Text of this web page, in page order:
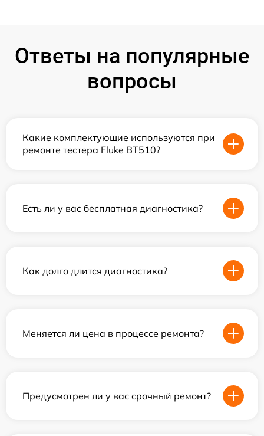
Ответы на популярные
вопросы
Какие комплектующие используются при
ремонте тестера Fluke BT510?
Есть ли у вас бесплатная диагностика?
Как долго длится диагностика?
Меняется ли цена в процессе ремонта?
Предусмотрен ли у вас срочный ремонт?